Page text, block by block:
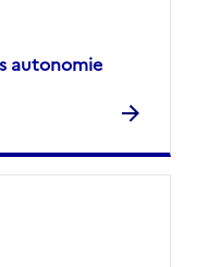
autonomie